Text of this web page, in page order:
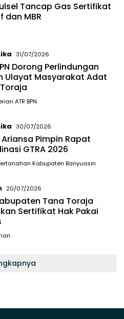
Tancap Gas Sertifikat
dan MBR
31/07/2026
Dorong Perlindungan
Ulayat Masyarakat Adat
ATR BPN
30/07/2026
Ariansa Pimpin Rapat
GTRA 2026
Kabupaten Banyuasin
20/07/2026
Tana Toraja
Sertifikat Hak Pakai